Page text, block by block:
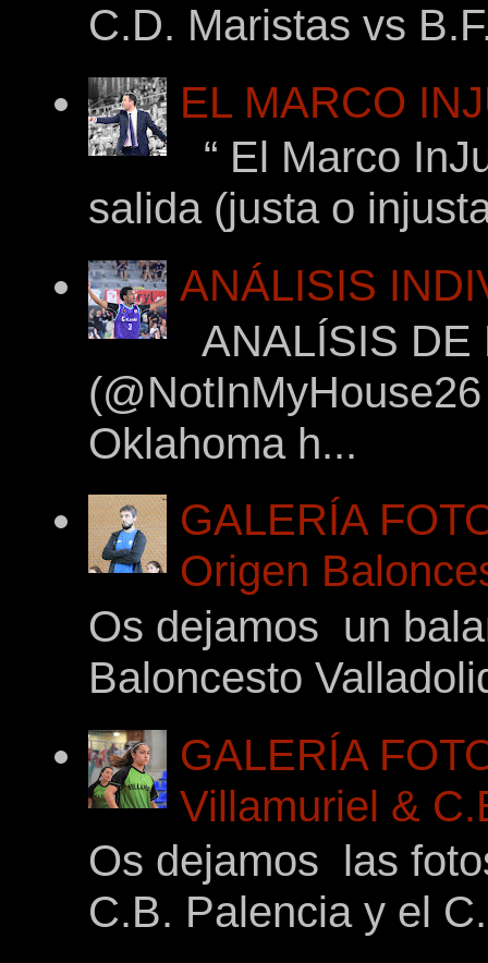
C.D. Maristas vs
EL MARCO
“ El Marco
salida (justa o
ANÁLISIS
ANALÍSIS DE
Oklahoma h...
GALERÍA
Origen
Os dejamos un
Baloncesto
GALERÍA
Villamuriel &
Os dejamos las
C.B. Palencia y el